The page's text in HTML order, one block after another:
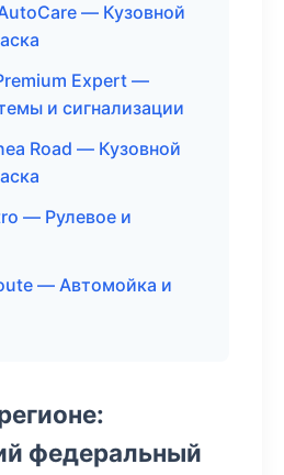
— Кузовной
Expert —
и сигнализации
Road — Кузовной
— Рулевое и
— Автомойка и
федеральный